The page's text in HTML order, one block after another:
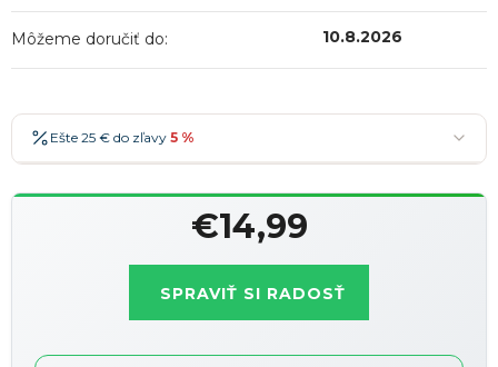
Môžeme doručiť do: 10.8.2026
Ešte 25 € do zľavy 5 %
€14,99
SPRAVIŤ SI RADOSŤ